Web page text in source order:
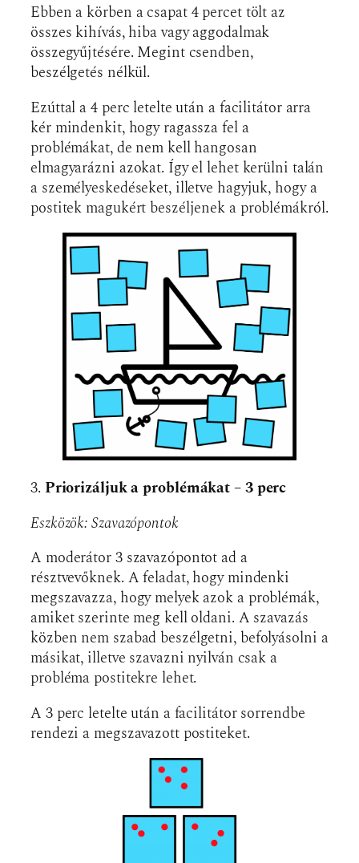
Ebben a körben a csapat 4 percet tölt az
összes kihívás, hiba vagy aggodalmak
összegyűjtésére. Megint csendben,
beszélgetés nélkül.
Ezúttal a 4 perc letelte után a facilitátor arra
kér mindenkit, hogy ragassza fel a
problémákat, de nem kell hangosan
elmagyarázni azokat. Így el lehet kerülni talán
a személyeskedéseket, illetve hagyjuk, hogy a
postitek magukért beszéljenek a problémákról.
3. Priorizáljuk a problémákat – 3 perc
Eszközök: Szavazópontok
A moderátor 3 szavazópontot ad a
résztvevőknek. A feladat, hogy mindenki
megszavazza, hogy melyek azok a problémák,
amiket szerinte meg kell oldani. A szavazás
közben nem szabad beszélgetni, befolyásolni a
másikat, illetve szavazni nyilván csak a
probléma postitekre lehet.
A 3 perc letelte után a facilitátor sorrendbe
rendezi a megszavazott postiteket.